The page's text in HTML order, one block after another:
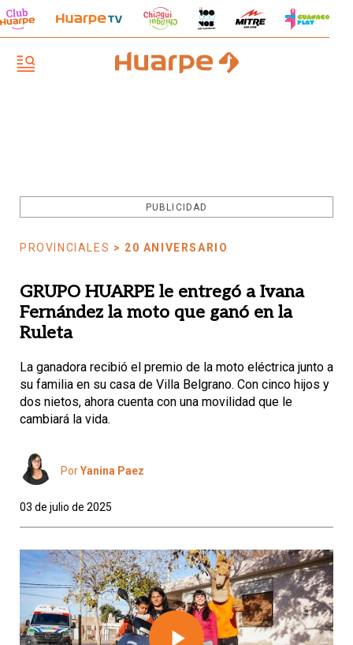
PUBLICIDAD
PROVINCIALES > 20 ANIVERSARIO
GRUPO HUARPE le entregó a Ivana
Fernández la moto que ganó en la
Ruleta
La ganadora recibió el premio de la moto eléctrica junto a
su familia en su casa de Villa Belgrano. Con cinco hijos y
dos nietos, ahora cuenta con una movilidad que le
cambiará la vida.
PorYanina Paez
03 de julio de 2025